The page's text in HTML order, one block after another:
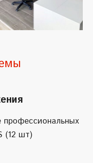
профессиональных
(12 шт)